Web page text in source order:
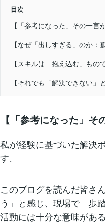
目次
【「参考になった」その一言
【なぜ「出しすぎる」のか：
【スキルは「抱え込む」もの
【それでも「解決できない」
【「参考になった」そ
私が経験に基づいた解決
す。
このブログを読んだ皆さ
う」と感じ、現場で一歩
活動には十分な意味があ